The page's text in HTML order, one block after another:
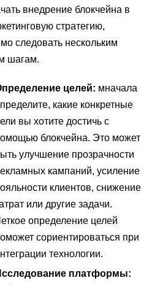
внедрение блокчейна в
стратегию,
следовать нескольким
шагам.
целей: мначала
какие конкретные
вы хотите достичь с
блокчейна. Это может
улучшение прозрачности
кампаний, усиление
клиентов, снижение
или другие задачи.
определение целей
сориентироваться при
технологии.
платформы: